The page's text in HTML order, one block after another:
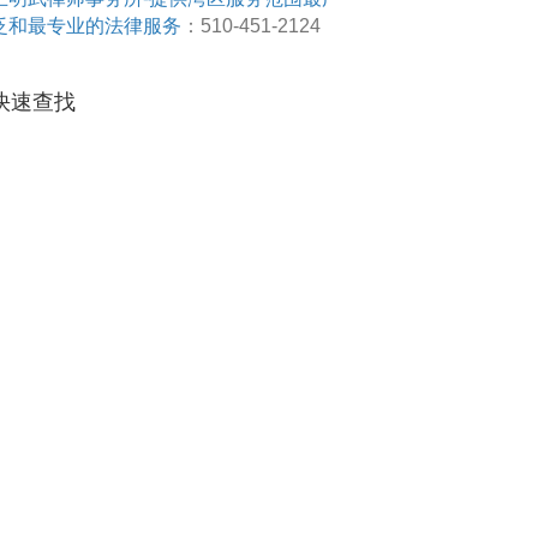
和最专业的法律服务 ：510-451-2124
速查找